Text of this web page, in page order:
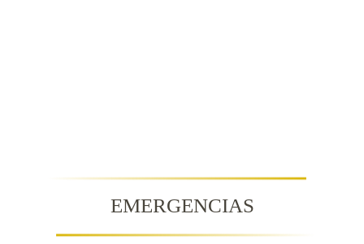
EMERGENCIAS